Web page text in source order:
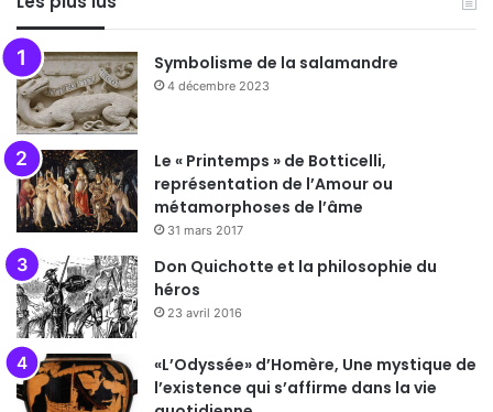
Symbolisme de la salamandre
4 décembre 2023
Le « Printemps » de Botticelli,
représentation de l’Amour ou
métamorphoses de l’âme
31 mars 2017
Don Quichotte et la philosophie du
héros
23 avril 2016
«L’Odyssée» d’Homère, Une mystique de
l’existence qui s’affirme dans la vie